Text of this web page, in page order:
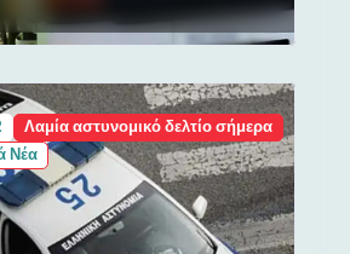
Λαμία αστυνομικό δελτίο σήμερα
Νέα